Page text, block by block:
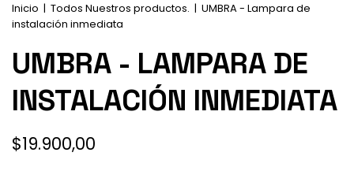
Inicio | Todos Nuestros productos. | UMBRA - Lampara de
instalación inmediata
UMBRA - LAMPARA DE
INSTALACIÓN INMEDIATA
$19.900,00